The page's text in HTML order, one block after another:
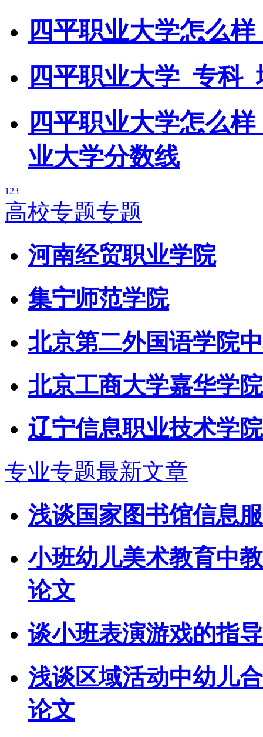
四平职业大学怎么
四平职业大学_专科
四平职业大学怎么
业大学分数线
1 23
高校专题专题
河南经贸职业学院
集宁师范学院
北京第二外国语学院
北京工商大学嘉华学院
辽宁信息职业技术学院
专业专题最新文章
浅谈国家图书馆信息
小班幼儿美术教育中
论文
谈小班表演游戏的指
浅谈区域活动中幼儿
论文